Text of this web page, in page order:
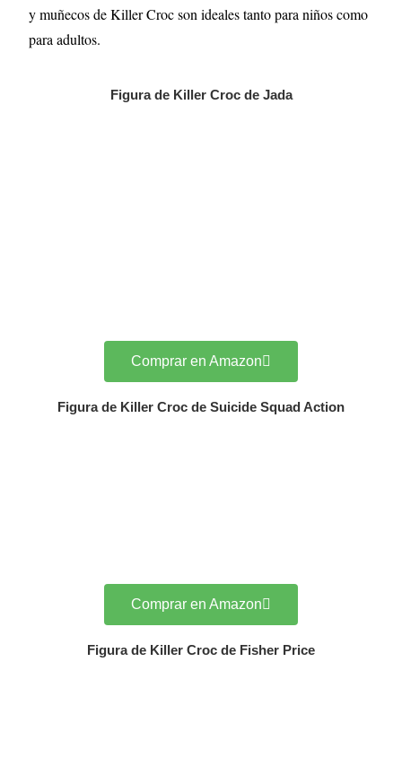
y muñecos de Killer Croc son ideales tanto para niños como
para adultos.
Figura de Killer Croc de Jada
Comprar en Amazon
Figura de Killer Croc de Suicide Squad Action
Comprar en Amazon
Figura de Killer Croc de Fisher Price